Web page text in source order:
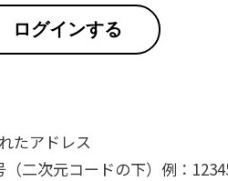
ログインする
たアドレス
二次元コードの下）例：